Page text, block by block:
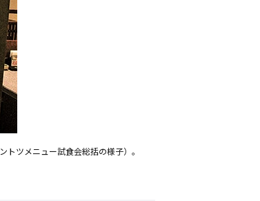
ツメニュー試食会総括の様子）。